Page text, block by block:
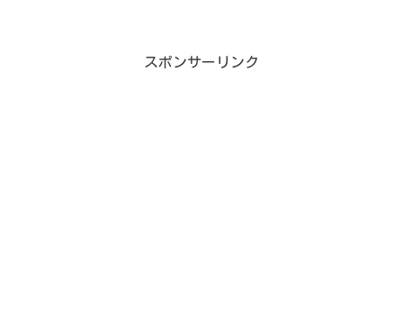
スポンサーリンク